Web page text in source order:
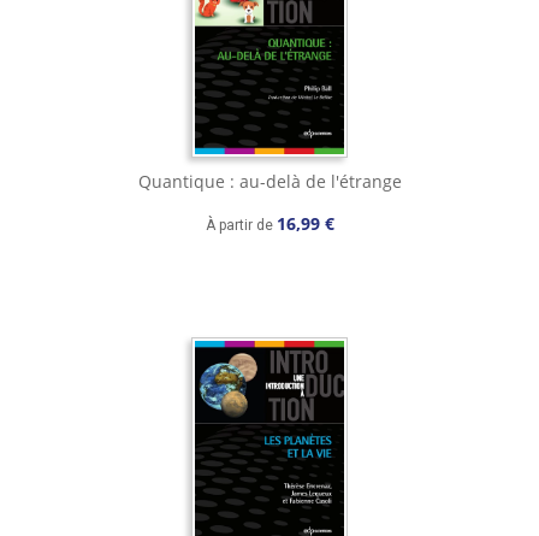
Quantique : au-delà de l'étrange
À partir de 16,99 €